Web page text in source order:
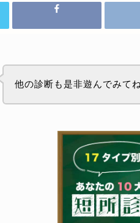
他の診断も是非遊んでみてね